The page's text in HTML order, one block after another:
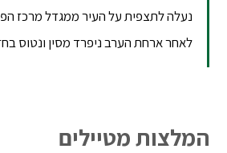
נעלה לתצפית על העיר ממגדל מרכז
לאחר ארחת הערב ניפרד מסין ונטוס
המלצות מטיילים